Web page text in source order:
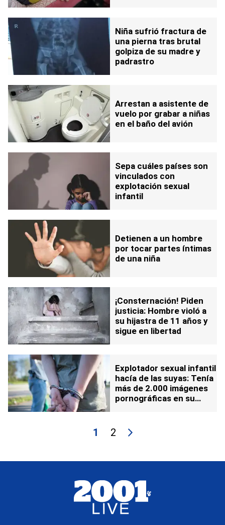
Niña sufrió fractura de
una pierna tras brutal
golpiza de su madre y
padrastro
Arrestan a asistente de
vuelo por grabar a niñas
en el baño del avión
Sepa cuáles países son
vinculados con
explotación sexual
infantil
Detienen a un hombre
por tocar partes íntimas
de una niña
¡Consternación! Piden
justicia: Hombre violó a
su hijastra de 11 años y
sigue en libertad
Explotador sexual infantil
hacía de las suyas: Tenía
más de 2.000 imágenes
pornográficas en su
1 2